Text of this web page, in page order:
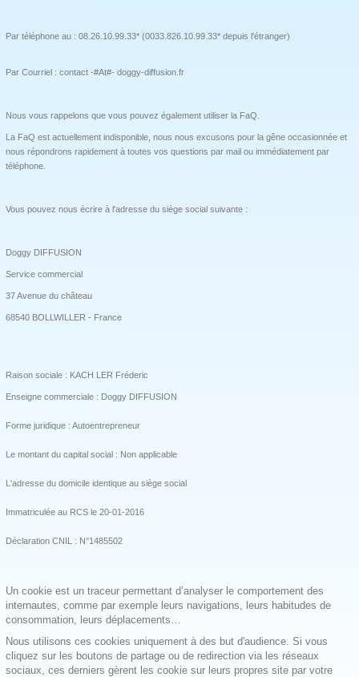
Par téléphone au : 08.26.10.99.33* (0033.826.10.99.33* depuis l'étranger)
Par Courriel : contact -#At#- doggy-diffusion.fr
Nous vous rappelons que vous pouvez également utiliser la FaQ.
La FaQ est actuellement indisponible, nous nous excusons pour la gêne occasionnée et
nous répondrons rapidement à toutes vos questions par mail ou immédiatement par
téléphone.
Vous pouvez nous écrire à l'adresse du siège social suivante :
Doggy DIFFUSION
Service commercial
37 Avenue du château
68540 BOLLWILLER - France
Raison sociale : KACH LER Fréderic
Enseigne commerciale : Doggy DIFFUSION
Forme juridique : Autoentrepreneur
Le montant du capital social : Non applicable
L'adresse du domicile identique au siège social
Immatriculée au RCS le 20-01-2016
Déclaration CNIL : N°1485502
Un cookie est un traceur permettant d’analyser le comportement des
internautes, comme par exemple leurs navigations, leurs habitudes de
consommation, leurs déplacements…
Nous utilisons ces cookies uniquement à des but d'audience. Si vous
cliquez sur les boutons de partage ou de redirection via les réseaux
sociaux, ces derniers gèrent les cookie sur leurs propres site par votre